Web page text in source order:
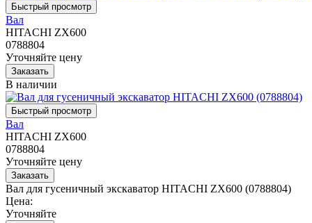
Вал
HITACHI ZX600
0788804
Уточняйте цену
В наличии
Вал
HITACHI ZX600
0788804
Уточняйте цену
Вал для гусеничный экскаватор HITACHI ZX600 (0788804)
Цена:
Уточняйте